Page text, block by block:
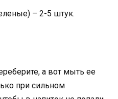
– 2-5 штук.
а вот мыть ее
при сильном